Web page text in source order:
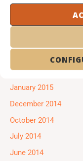
July 2015
June 2015
February 2015
January 2015
December 2014
October 2014
July 2014
June 2014